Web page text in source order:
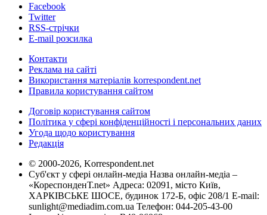
Facebook
Twitter
RSS-стрічки
E-mail розсилка
Контакти
Реклама на сайті
Використання матеріалів korrespondent.net
Правила користування сайтом
Договір користування сайтом
Політика у сфері конфіденційності і персональних даних
Угода щодо користування
Редакція
© 2000-2026, Korrespondent.net
Суб'єкт у сфері онлайн-медіа Назва онлайн-медіа –
«КореспонденТ.net» Адреса: 02091, місто Київ,
ХАРКІВСЬКЕ ШОСЕ, будинок 172-Б, офіс 208/1 E-mail:
sunlight@mediadim.com.ua Телефон: 044-205-43-00